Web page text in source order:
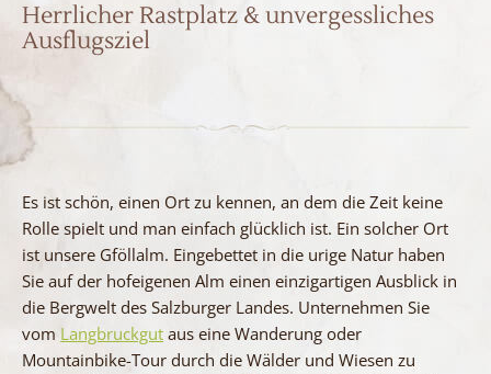
Herrlicher Rastplatz & unvergessliches
Ausflugsziel
Es ist schön, einen Ort zu kennen, an dem die Zeit keine
Rolle spielt und man einfach glücklich ist. Ein solcher Ort
ist unsere Gföllalm. Eingebettet in die urige Natur haben
Sie auf der hofeigenen Alm einen einzigartigen Ausblick in
die Bergwelt des Salzburger Landes. Unternehmen Sie
vom Langbruckgut aus eine Wanderung oder
Mountainbike-Tour durch die Wälder und Wiesen zu